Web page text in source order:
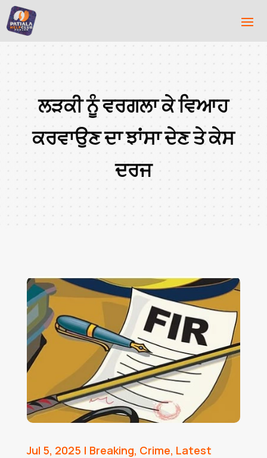
ਲੜਕੀ ਨੂੰ ਵਰਗਲਾ ਕੇ ਵਿਆਹ
ਕਰਵਾਉਣ ਦਾ ਝਾਂਸਾ ਦੇਣ ਤੇ ਕੇਸ
ਦਰਜ
Jul 5, 2025 | Breaking, Crime, Latest